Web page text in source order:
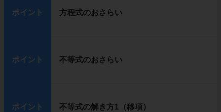
ポイント 方程式のおさらい
ポイント 不等式のおさらい
ポイント 不等式の解き方1（移項）